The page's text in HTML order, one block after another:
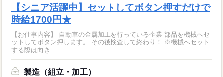
【シニア活躍中】セットしてボタン押すだけで
時給1700円★
【お仕事内容】 自動車の金属加工を行っている企業 部品を機械へセ
ットしてボタン押します。 その後検査して終わり！ ※機械へセット
する際は向き...
製造（組立・加工）